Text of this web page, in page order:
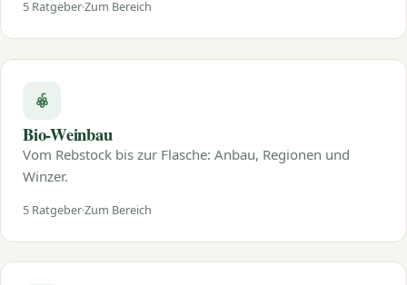
5 RatgeberZum Bereich
Bio-Weinbau
Vom Rebstock bis zur Flasche: Anbau, Regionen und
Winzer.
5 RatgeberZum Bereich